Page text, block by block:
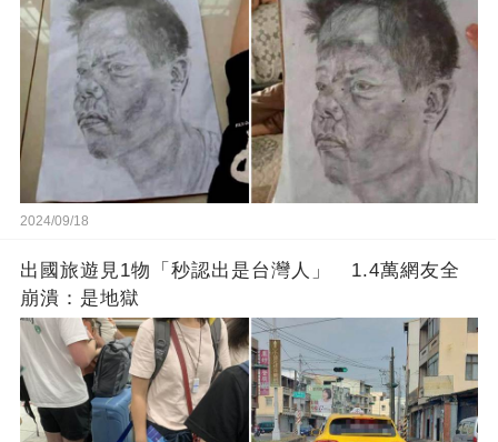
2024/09/18
出國旅遊見1物「秒認出是台灣人」 1.4萬網友全
崩潰：是地獄